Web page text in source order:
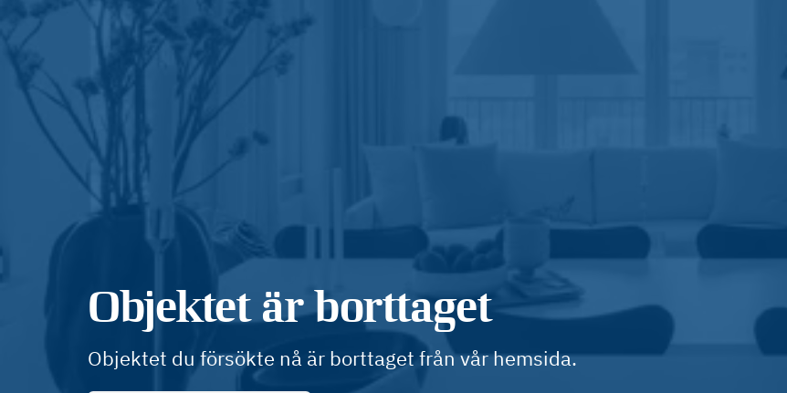
Objektet är borttaget
Objektet du försökte nå är borttaget från vår hemsida.